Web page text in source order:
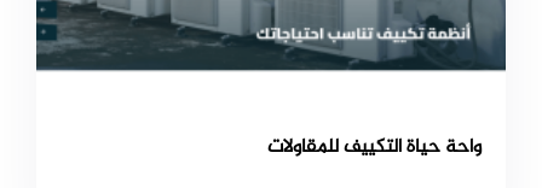
واحة حياة التكييف للمقاولات